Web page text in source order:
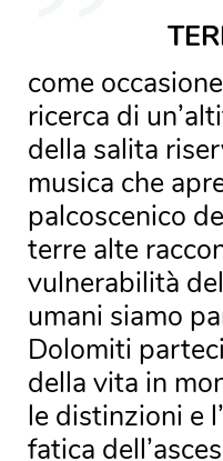
come
ricerca di
della salita
musica che
palcoscenico
terre alte
vulnerabilità
umani siamo
Dolomiti
della vita in
le distinzioni e
fatica